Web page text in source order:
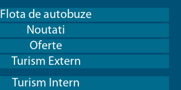
Flota de autobuze
Noutati
Oferte
Turism Extern
Turism Intern